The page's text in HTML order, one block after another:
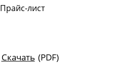
Прайс-лист
Скачать